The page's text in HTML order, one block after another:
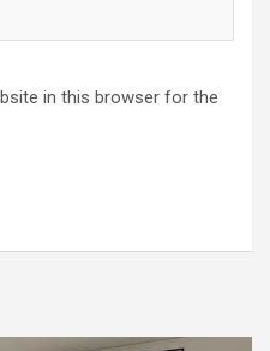
in this browser for the